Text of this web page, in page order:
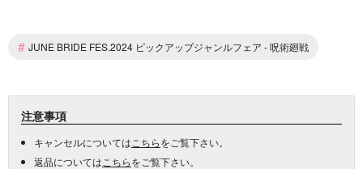
# JUNE BRIDE FES.2024 ピックアップジャンルフェア - 呪術廻戦
注意事項
キャンセルについては こちらをご覧下さい。
返品については こちらをご覧下さい。